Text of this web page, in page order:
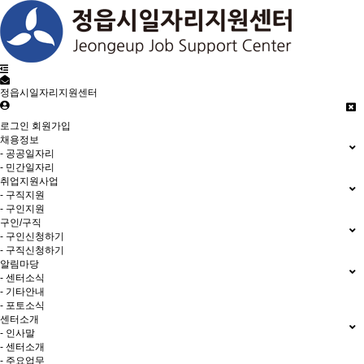
정읍시일자리지원센터
로그인 회원가입
채용정보
- 공공일자리
- 민간일자리
취업지원사업
- 구직지원
- 구인지원
구인/구직
- 구인신청하기
- 구직신청하기
알림마당
- 센터소식
- 기타안내
- 포토소식
센터소개
- 인사말
- 센터소개
- 주요업무